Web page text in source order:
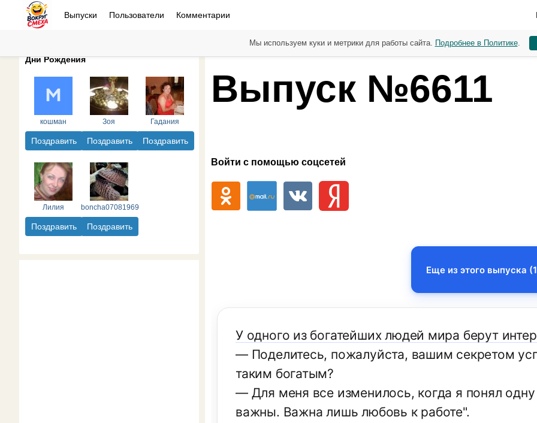
Выпуски Пользователи Комментарии
Дни Рождения
кошман
Поздравить
Зоя
Поздравить
Гадания
Поздравить
Лилия
Поздравить
boncha07081969
Поздравить
Выпуск №6611
Войти с помощью соцсетей
Еще из этого выпуска
У одного из богатейших людей мира берут
— Поделитесь, пожалуйста, вашим секретом
таким богатым?
— Для меня все изменилось, когда я понял
важны. Важна лишь любовь к работе".
Мы используем куки и метрики для работы сайта. Подробнее в Политике.